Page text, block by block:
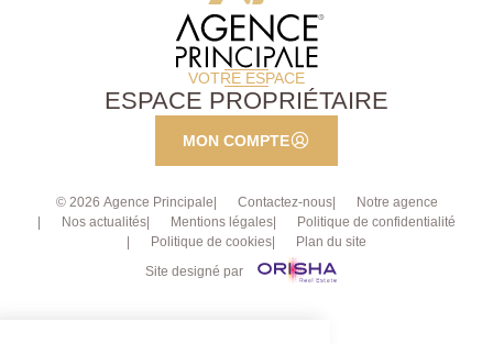
VOTRE ESPACE
ESPACE PROPRIÉTAIRE
MON COMPTE
© 2026 Agence Principale Contactez-nous
Notre agence
Nos actualités
Mentions légales
Politique de confidentialité
Politique de cookies
Plan du site
Site designé par